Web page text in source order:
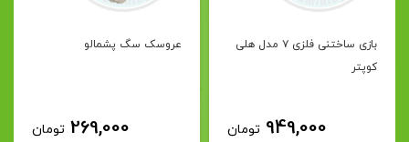
بازی ساختنی فلزی ۷ مدل هلی
کوپتر
949,000 تومان
عروسک سگ پشمالو
269,000 تومان